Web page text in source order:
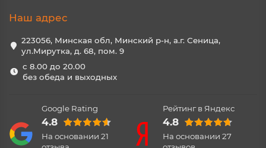
Наш адрес
223056, Минская обл, Минский р-н, а.г. Сеница,
ул.Мирутка, д. 68, пом. 9
с 8.00 до 20.00
без обеда и выходных
Google Rating
4.8
На основании 21
Рейтинг в Яндекс
4.8
На основании 27